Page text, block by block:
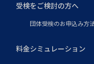
受検をご検討の方へ
団体受検のお申込み方
料金シミュレーション